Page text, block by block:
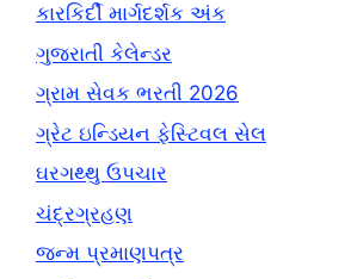
કારકિર્દી માર્ગદર્શક અંક
ગુજરાતી કેલેન્ડર
ગ્રામ સેવક ભરતી 2026
ગ્રેટ ઇન્ડિયન ફેસ્ટિવલ સેલ
ઘરગથ્થુ ઉપચાર
ચંદ્રગ્રહણ
જન્મ પ્રમાણપત્ર